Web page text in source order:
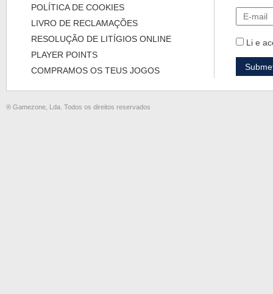
POLÍTICA DE COOKIES
LIVRO DE RECLAMAÇÕES
RESOLUÇÃO DE LITÍGIOS ONLINE
PLAYER POINTS
COMPRAMOS OS TEUS JOGOS
Li e
® Gamezone, Lda. Todos os direitos reservados